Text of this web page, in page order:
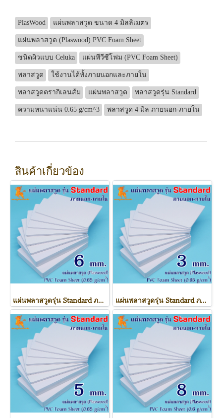
PlasWood แผ่นพลาสวูด ขนาด 4 มิลลิเมตร
แผ่นพลาสวูด (Plaswood) PVC Foam Sheet
ชนิดผิวแบบ Celuka แผ่นพีวีซีโฟม (PVC Foam Sheet)
พลาสวูด ใช้งานได้ทั้งภายนอกและภายใน
พลาสวูดตรากิเลนส้ม แผ่นพลาสวูด พลาสวูดรุ่น Standard
ความหนาแน่น 0.65 g/cm^3 พลาสวูด 4 มิล ภายนอก-ภายใน
สินค้าเกี่ยวข้อง
แผ่นพลาสวูดรุ่น Standard ภายนอก-ภายใน (สีขาว) 1220*2440*6 mm. แผ่นพลาสวูดรุ่น Standard ภายนอก-ภายใน (สีขาว) 1220*2440*3 mm.